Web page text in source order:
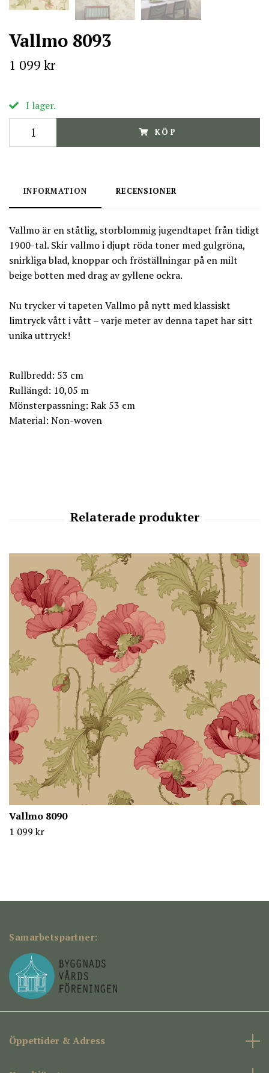
Vallmo 8093
1 099 kr
I lager.
KÖP
INFORMATION RECENSIONER
Vallmo är en ståtlig, storblommig jugendtapet från tidigt
1900-tal. Skir vallmo i djupt röda toner med gulgröna,
snirkliga blad, knoppar och fröställningar på en milt
beige botten med drag av gyllene ockra.
Nu trycker vi tapeten Vallmo på nytt med klassiskt
limtryck vått i vått – varje meter av denna tapet har sitt
unika uttryck!
Rullbredd: 53 cm
Rullängd: 10,05 m
Mönsterpassning: Rak 53 cm
Material: Non-woven
Vallmo 8090
1 099 kr
Samarbetspartner:
Öppettider & Adress